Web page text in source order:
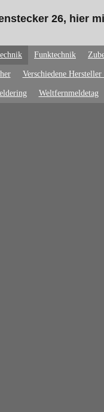
26, hier
Funktechnik
Verschiedene
Weltfernmeldetag